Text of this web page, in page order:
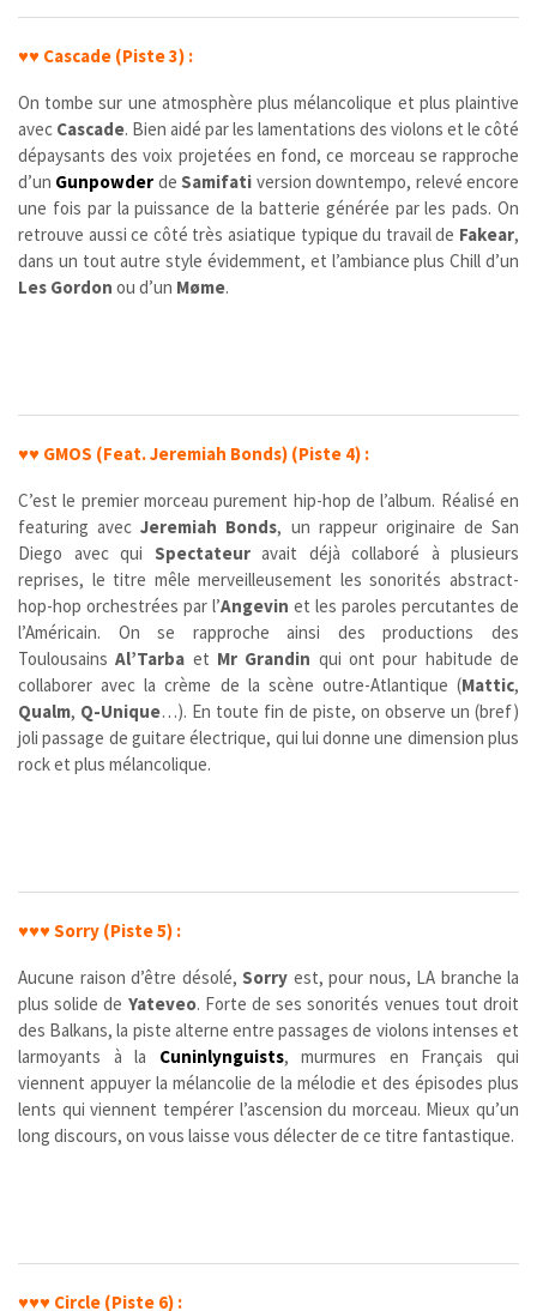
♥♥ Cascade (Piste 3) :
On tombe sur une atmosphère plus mélancolique et plus plaintive
avec Cascade. Bien aidé par les lamentations des violons et le côté
dépaysants des voix projetées en fond, ce morceau se rapproche
d’un Gunpowder deSamifati version downtempo, relevé encore
une fois par la puissance de la batterie générée par les pads. On
retrouve aussi ce côté très asiatique typique du travail de Fakear,
dans un tout autre style évidemment, et l’ambiance plus Chill d’un
Les Gordon ou d’un Møme.
♥♥ GMOS (Feat. Jeremiah Bonds) (Piste 4) :
C’est le premier morceau purement hip-hop de l’album. Réalisé en
featuring avecJeremiah Bonds, un rappeur originaire de San
Diego avec qui Spectateuravait déjà collaboré à plusieurs
reprises, le titre mêle merveilleusement les sonorités abstract-
hop-hop orchestrées par l’Angevin et les paroles percutantes de
l’Américain. On se rapproche ainsi des productions des
ToulousainsAl’Tarba et Mr Grandin qui ont pour habitude de
collaborer avec la crème de la scène outre-Atlantique (Mattic,
Qualm, Q-Unique…). En toute fin de piste, on observe un (bref)
joli passage de guitare électrique, qui lui donne une dimension plus
rock et plus mélancolique.
♥♥♥Sorry (Piste 5) :
Aucune raison d’être désolé, Sorry est, pour nous, LA branche la
plus solide de Yateveo. Forte de ses sonorités venues tout droit
des Balkans, la piste alterne entre passages de violons intenses et
larmoyants à la Cuninlynguists, murmures en Français qui
viennent appuyer la mélancolie de la mélodie et des épisodes plus
lents qui viennent tempérer l’ascension du morceau. Mieux qu’un
long discours, on vous laisse vous délecter de ce titre fantastique.
♥♥♥ Circle (Piste 6) :